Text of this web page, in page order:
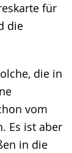
für
die
die in
vom
Es ist aber
in die